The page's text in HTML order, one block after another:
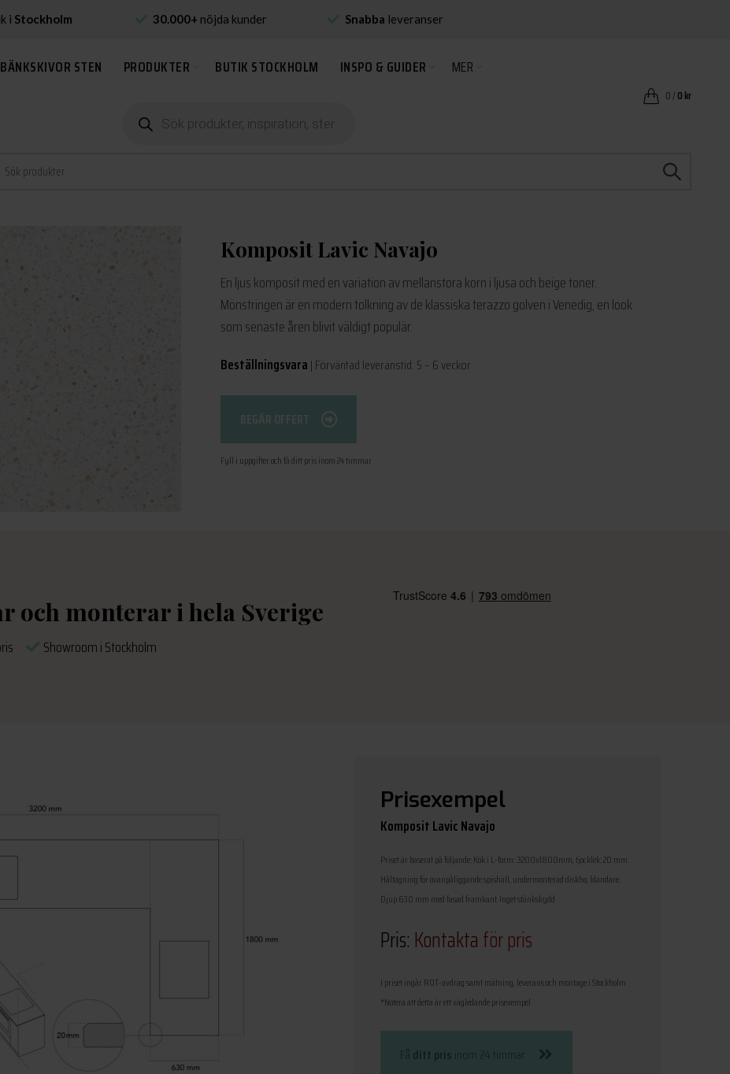
BÄNKSKIVOR STEN PRODUKTER BUTIK STOCKHOLM INSPO & GUIDER MER
0/0kr
efter:
Komposit Lavic Navajo
En ljus komposit med en variation av mellanstora korn i ljusa och beige toner.
Mönstringen är en modern tolkning av de klassiska terazzo golven i Venedig, en look
som senaste åren blivit väldigt populär.
Beställningsvara | Förväntad leveranstid: 5 – 6 veckor
BEGÄR OFFERT
Fyll i uppgifter och få ditt pris inom 24 timmar
och monterar i hela Sverige
Showroom i Stockholm
Prisexempel
Komposit Lavic Navajo
Priset är baserat på följande: Kök i L-form: 3200x1800mm, tjocklek: 20 mm.
Håltagning för ovanpåliggande spishäll, undermonterad diskho, blandare.
Djup 630 mm med fasad framkant. Inget stänkskydd
Pris: Kontaktaför pris
I priset ingår ROT-avdrag samt mätning, leverans och montage i Stockholm
*Notera att detta är ett vägledande prisexempel
Få ditt pris inom 24 timmar
i Stockholm 30.000+ nöjda kunder Snabba leveranser